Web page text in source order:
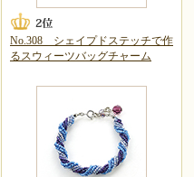
No.308 シェイプドステッチで作
るスウィーツバッグチャーム